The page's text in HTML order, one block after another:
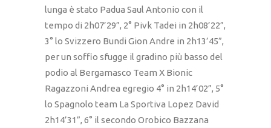
lunga è stato Padua Saul Antonio con il
tempo di 2h07’29”, 2° Pivk Tadei in 2h08’22”,
3° lo Svizzero Bundi Gion Andre in 2h13’45”,
per un soffio sfugge il gradino più basso del
podio al Bergamasco Team X Bionic
Ragazzoni Andrea egregio 4° in 2h14’02”, 5°
lo Spagnolo team La Sportiva Lopez David
2h14’31”, 6° il secondo Orobico Bazzana